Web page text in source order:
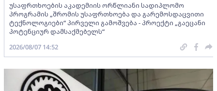
უსაფრთხოების აკადემიის ორწლიანი სადიპლომო
პროგრამის „შრომის უსაფრთხოება და გარემოსდაცვითი
ტექნოლოგიები“ პირველი გამოშვება - პროექტი „გაეცანი
პოტენციურ დამსაქმებელს“
2026/08/07 14:52